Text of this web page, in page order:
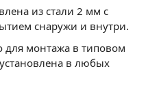
из стали 2 мм с
снаружи и внутри.
для монтажа в типовом
в любых